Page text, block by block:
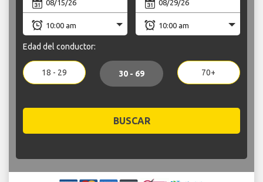
Edad del conductor:
18 - 29 30 - 69 70+
BUSCAR